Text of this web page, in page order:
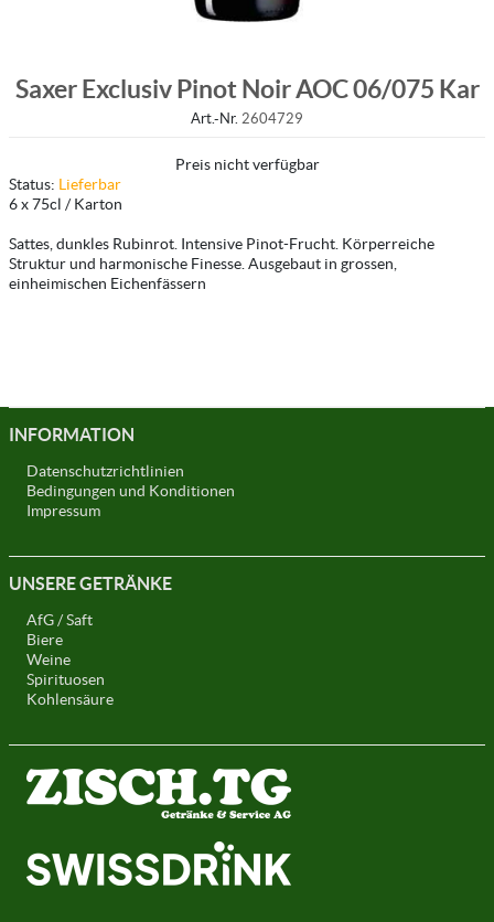
Saxer Exclusiv Pinot Noir AOC 06/075 Kar
Art.-Nr. 2604729
Preis nicht verfügbar
Status: Lieferbar
6 x 75cl / Karton
Sattes, dunkles Rubinrot. Intensive Pinot-Frucht. Körperreiche
Struktur und harmonische Finesse. Ausgebaut in grossen,
einheimischen Eichenfässern
INFORMATION
Datenschutzrichtlinien
Bedingungen und Konditionen
Impressum
UNSERE GETRÄNKE
AfG / Saft
Biere
Weine
Spirituosen
Kohlensäure